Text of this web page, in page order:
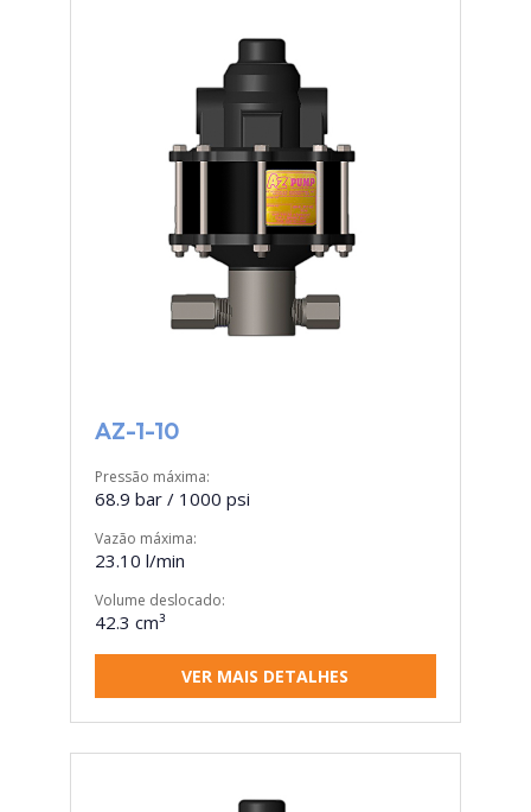
AZ-1-10
Pressão máxima:
68.9 bar / 1000 psi
Vazão máxima:
23.10 l/min
Volume deslocado:
42.3 cm³
VER MAIS DETALHES